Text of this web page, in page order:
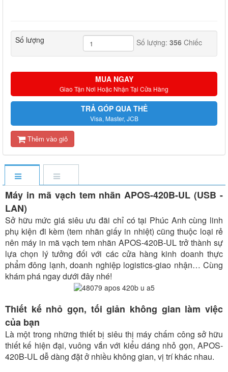
Số lượng Số lượng: 356Chiếc
MUA NGAY
Giao Tận Nơi Hoặc Nhận Tại Cửa Hàng
TRẢ GÓP QUA THẺ
Visa, Master, JCB
Thêm vào giỏ
Máy in mã vạch tem nhãn APOS-420B-UL (USB -
LAN)
Sở hữu mức giá siêu ưu đãi chỉ có tại Phúc Anh cùng linh
phụ kiện đi kèm (tem nhãn giấy in nhiệt) cũng thuộc loại rẻ
nên máy in mã vạch tem nhãn APOS-420B-UL trở thành sự
lựa chọn lý tưởng đối với các cửa hàng kinh doanh thực
phẩm đông lạnh, doanh nghiệp logistics-giao nhận… Cùng
khám phá ngay dưới đây nhé!
Thiết kế nhỏ gọn, tối giản không gian làm việc
của bạn
Là một trong những thiết bị siêu thị máy chấm công sở hữu
thiết kế hiện đại, vuông vắn với kiểu dáng nhỏ gọn, APOS-
420B-UL dễ dàng đặt ở nhiều không gian, vị trí khác nhau.